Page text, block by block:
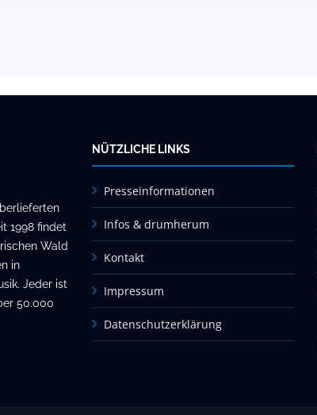
1998 findet
Wald
in
Jeder ist
50.000
NÜTZLICHE LINKS
Presseinformationen
Infos & drumherum
Kontakt
Impressum
Datenschutzerklärung